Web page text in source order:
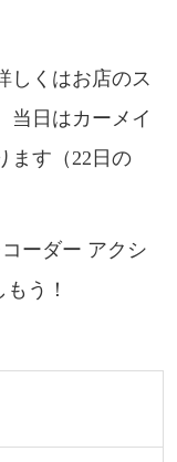
しくはお店のス
当日はカーメイ
ます（22日の
ーダー アクシ
う！